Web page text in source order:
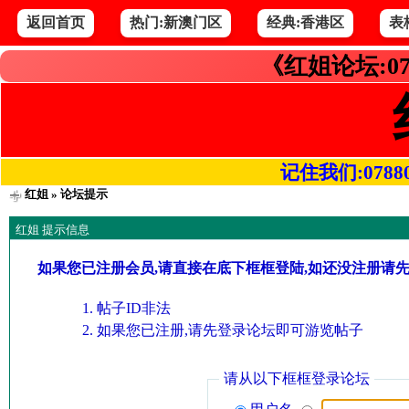
返回首页 热门:新澳门区 经典:香港区 表
《红姐论坛
记住我们
红姐» 论坛提示
红姐 提示信息
如果您已注册会员,请直接在底下框框登陆,如还没注册请
帖子ID非法
如果您已注册,请先登录论坛即可游览帖子
请从以下框框登录论坛